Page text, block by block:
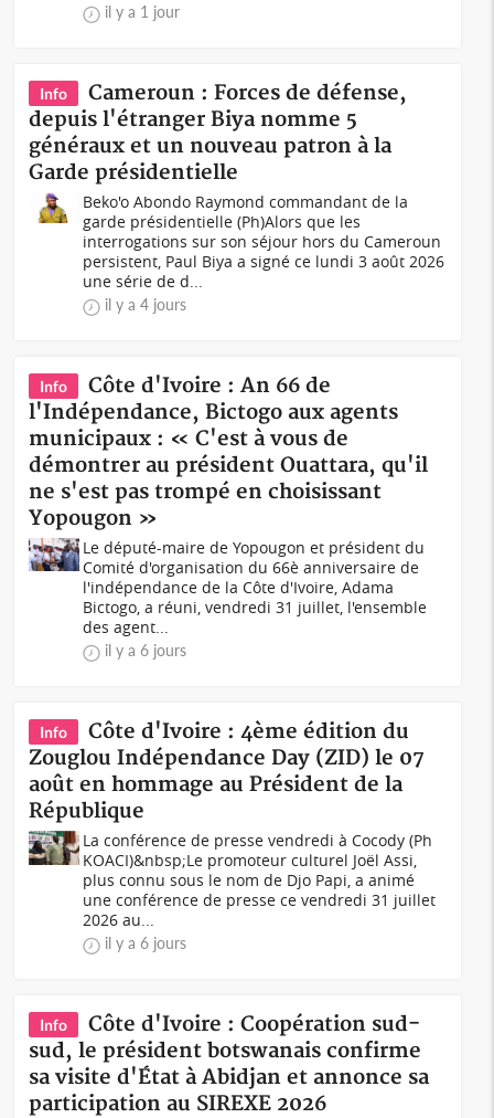
il y a 1 jour
Info
Cameroun : Forces de défense,
depuis l'étranger Biya nomme 5
généraux et un nouveau patron à la
Garde présidentielle
Beko'o Abondo Raymond commandant de la
garde présidentielle (Ph)Alors que les
interrogations sur son séjour hors du Cameroun
persistent, Paul Biya a signé ce lundi 3 août 2026
une série de d...
il y a 4 jours
Info
Côte d'Ivoire : An 66 de
l'Indépendance, Bictogo aux agents
municipaux : « C'est à vous de
démontrer au président Ouattara, qu'il
ne s'est pas trompé en choisissant
Yopougon »
Le député-maire de Yopougon et président du
Comité d'organisation du 66è anniversaire de
l'indépendance de la Côte d'Ivoire, Adama
Bictogo, a réuni, vendredi 31 juillet, l'ensemble
des agent...
il y a 6 jours
Info
Côte d'Ivoire : 4ème édition du
Zouglou Indépendance Day (ZID) le 07
août en hommage au Président de la
République
La conférence de presse vendredi à Cocody (Ph
KOACI)&nbsp;Le promoteur culturel Joël Assi,
plus connu sous le nom de Djo Papi, a animé
une conférence de presse ce vendredi 31 juillet
2026 au...
il y a 6 jours
Info
Côte d'Ivoire : Coopération sud-
sud, le président botswanais confirme
sa visite d'État à Abidjan et annonce sa
participation au SIREXE 2026